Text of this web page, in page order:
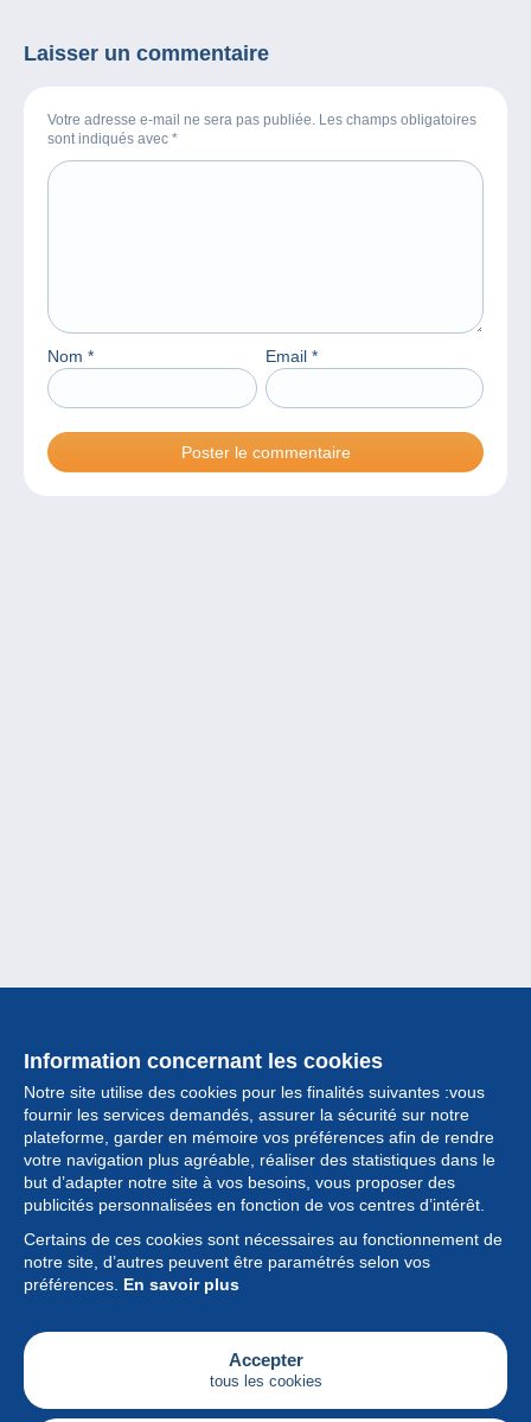
Laisser un commentaire
Votre adresse e-mail ne sera pas publiée. Les champs obligatoires
sont indiqués avec *
Nom * Email *
Information concernant les cookies
Notre site utilise des cookies pour les finalités suivantes :vous
fournir les services demandés, assurer la sécurité sur notre
plateforme, garder en mémoire vos préférences afin de rendre
votre navigation plus agréable, réaliser des statistiques dans le
but d’adapter notre site à vos besoins, vous proposer des
publicités personnalisées en fonction de vos centres d’intérêt.
Certains de ces cookies sont nécessaires au fonctionnement de
notre site, d’autres peuvent être paramétrés selon vos
préférences. En savoir plus
Accepter
tous les cookies
Collection
Actualités
Fonctionnalités
Société
Services